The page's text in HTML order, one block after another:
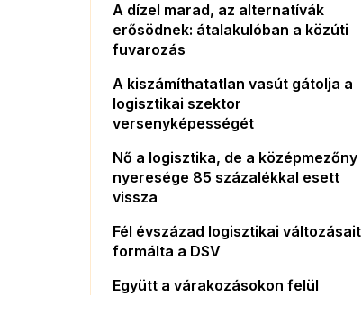
A dízel marad, az alternatívák
erősödnek: átalakulóban a közúti
fuvarozás
A kiszámíthatatlan vasút gátolja a
logisztikai szektor
versenyképességét
Nő a logisztika, de a középmezőny
nyeresége 85 százalékkal esett
vissza
Fél évszázad logisztikai változásait
formálta a DSV
Együtt a várakozásokon felül